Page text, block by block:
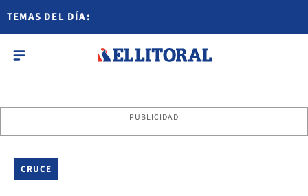
TEMAS DEL DÍA:
PUBLICIDAD
CRUCE